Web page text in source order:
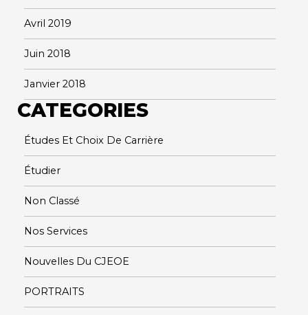
Avril 2019
Juin 2018
Janvier 2018
CATEGORIES
Études Et Choix De Carrière
Étudier
Non Classé
Nos Services
Nouvelles Du CJEOE
PORTRAITS